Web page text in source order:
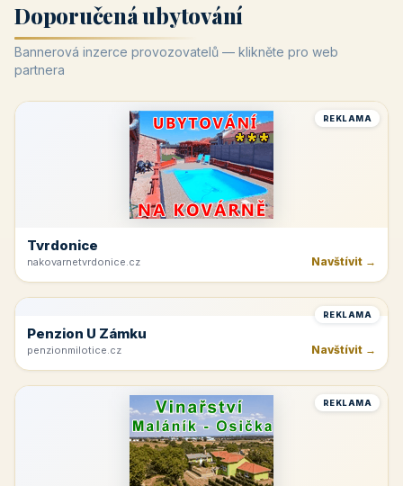
Doporučená ubytování
Bannerová inzerce provozovatelů — klikněte pro web
partnera
REKLAMA
Tvrdonice
nakovarnetvrdonice.cz Navštívit →
REKLAMA
Penzion U Zámku